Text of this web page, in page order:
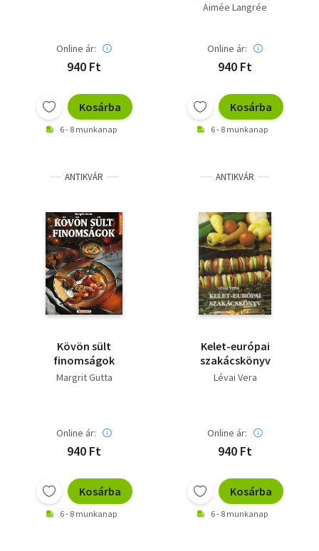
Online ár:
940 Ft
Kosárba
6 - 8 munkanap
Aimée Langrée
Online ár:
940 Ft
Kosárba
6 - 8 munkanap
ANTIKVÁR
Kövön sült
finomságok
Margrit Gutta
Online ár:
940 Ft
Kosárba
6 - 8 munkanap
ANTIKVÁR
Kelet-európai
szakácskönyv
Lévai Vera
Online ár:
940 Ft
Kosárba
6 - 8 munkanap